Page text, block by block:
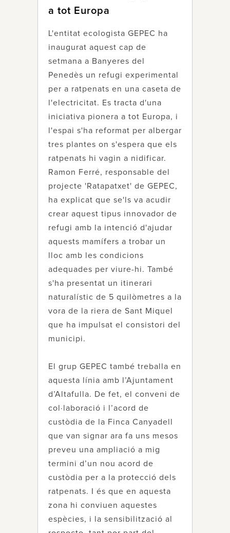
a tot Europa
L'entitat ecologista GEPEC ha
inaugurat aquest cap de
setmana a Banyeres del
Penedès un refugi experimental
per a ratpenats en una caseta de
l'electricitat. Es tracta d'una
iniciativa pionera a tot Europa, i
l'espai s'ha reformat per albergar
tres plantes on s'espera que els
ratpenats hi vagin a nidificar.
Ramon Ferré, responsable del
projecte 'Ratapatxet' de GEPEC,
ha explicat que se'ls va acudir
crear aquest tipus innovador de
refugi amb la intenció d'ajudar
aquests mamífers a trobar un
lloc amb les condicions
adequades per viure-hi. També
s'ha presentat un itinerari
naturalístic de 5 quilòmetres a la
vora de la riera de Sant Miquel
que ha impulsat el consistori del
municipi.
El grup GEPEC també treballa en
aquesta línia amb l’Ajuntament
d’Altafulla. De fet, el conveni de
col·laboració i l’acord de
custòdia de la Finca Canyadell
que van signar ara fa uns mesos
preveu una ampliació a mig
termini d’un nou acord de
custòdia per a la protecció dels
ratpenats. I és que en aquesta
zona hi conviuen aquestes
espècies, i la sensibilització al